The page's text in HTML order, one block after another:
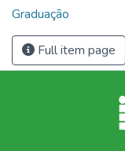
Graduação
Full item page